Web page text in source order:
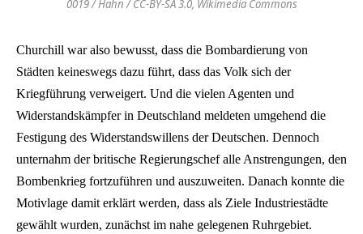
0019 / Hahn / CC-BY-SA 3.0, Wikimedia Commons
Churchill war also bewusst, dass die Bombardierung von
Städten keineswegs dazu führt, dass das Volk sich der
Kriegführung verweigert. Und die vielen Agenten und
Widerstandskämpfer in Deutschland meldeten umgehend die
Festigung des Widerstandswillens der Deutschen. Dennoch
unternahm der britische Regierungschef alle Anstrengungen, den
Bombenkrieg fortzuführen und auszuweiten. Danach konnte die
Motivlage damit erklärt werden, dass als Ziele Industriestädte
gewählt wurden, zunächst im nahe gelegenen Ruhrgebiet.